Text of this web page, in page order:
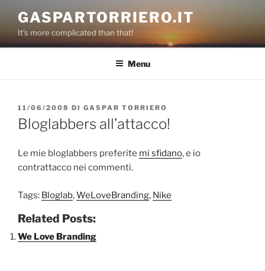
contenuto
GASPARTORRIERO.IT
It's more complicated than that!
Menu
PUBBLICATO
IL
11/06/2008 DI GASPAR TORRIERO
Bloglabbers all’attacco!
Le mie bloglabbers preferite mi sfidano, e io
contrattacco nei commenti.
Tags: Bloglab,WeLoveBranding, Nike
Related Posts:
We Love Branding